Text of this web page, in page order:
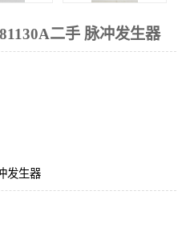
二手 脉冲发生器
发生器
无线测试仪